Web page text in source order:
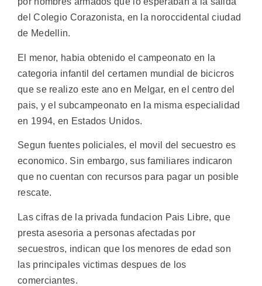
del Colegio Corazonista, en la noroccidental ciudad
de Medellin.
El menor, habia obtenido el campeonato en la
categoria infantil del certamen mundial de bicicros
que se realizo este ano en Melgar, en el centro del
pais, y el subcampeonato en la misma especialidad
en 1994, en Estados Unidos.
Segun fuentes policiales, el movil del secuestro es
economico. Sin embargo, sus familiares indicaron
que no cuentan con recursos para pagar un posible
rescate.
Las cifras de la privada fundacion Pais Libre, que
presta asesoria a personas afectadas por
secuestros, indican que los menores de edad son
las principales victimas despues de los
comerciantes.